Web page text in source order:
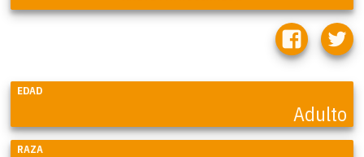
EDAD
Adulto
RAZA